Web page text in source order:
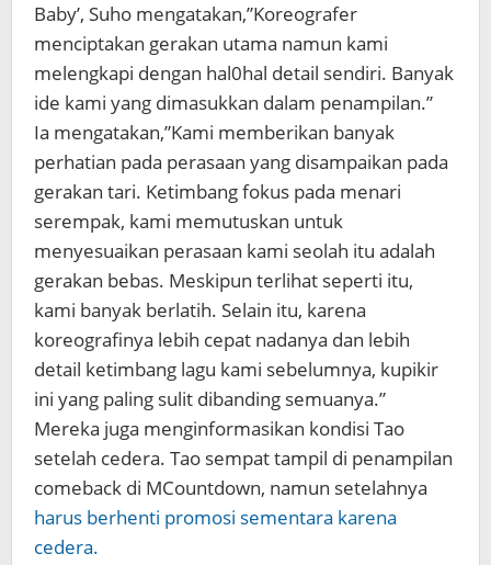
Baby’, Suho mengatakan,”Koreografer
menciptakan gerakan utama namun kami
melengkapi dengan hal0hal detail sendiri. Banyak
ide kami yang dimasukkan dalam penampilan.”
Ia mengatakan,”Kami memberikan banyak
perhatian pada perasaan yang disampaikan pada
gerakan tari. Ketimbang fokus pada menari
serempak, kami memutuskan untuk
menyesuaikan perasaan kami seolah itu adalah
gerakan bebas. Meskipun terlihat seperti itu,
kami banyak berlatih. Selain itu, karena
koreografinya lebih cepat nadanya dan lebih
detail ketimbang lagu kami sebelumnya, kupikir
ini yang paling sulit dibanding semuanya.”
Mereka juga menginformasikan kondisi Tao
setelah cedera. Tao sempat tampil di penampilan
comeback di MCountdown, namun setelahnya
harus berhenti promosi sementara karena
cedera.